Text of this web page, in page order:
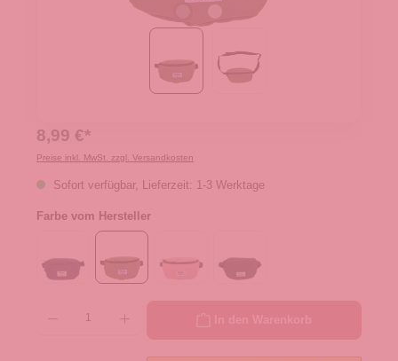
8,99 €*
Preise inkl. MwSt. zzgl. Versandkosten
Sofort verfügbar, Lieferzeit: 1-3 Werktage
Farbe vom Hersteller